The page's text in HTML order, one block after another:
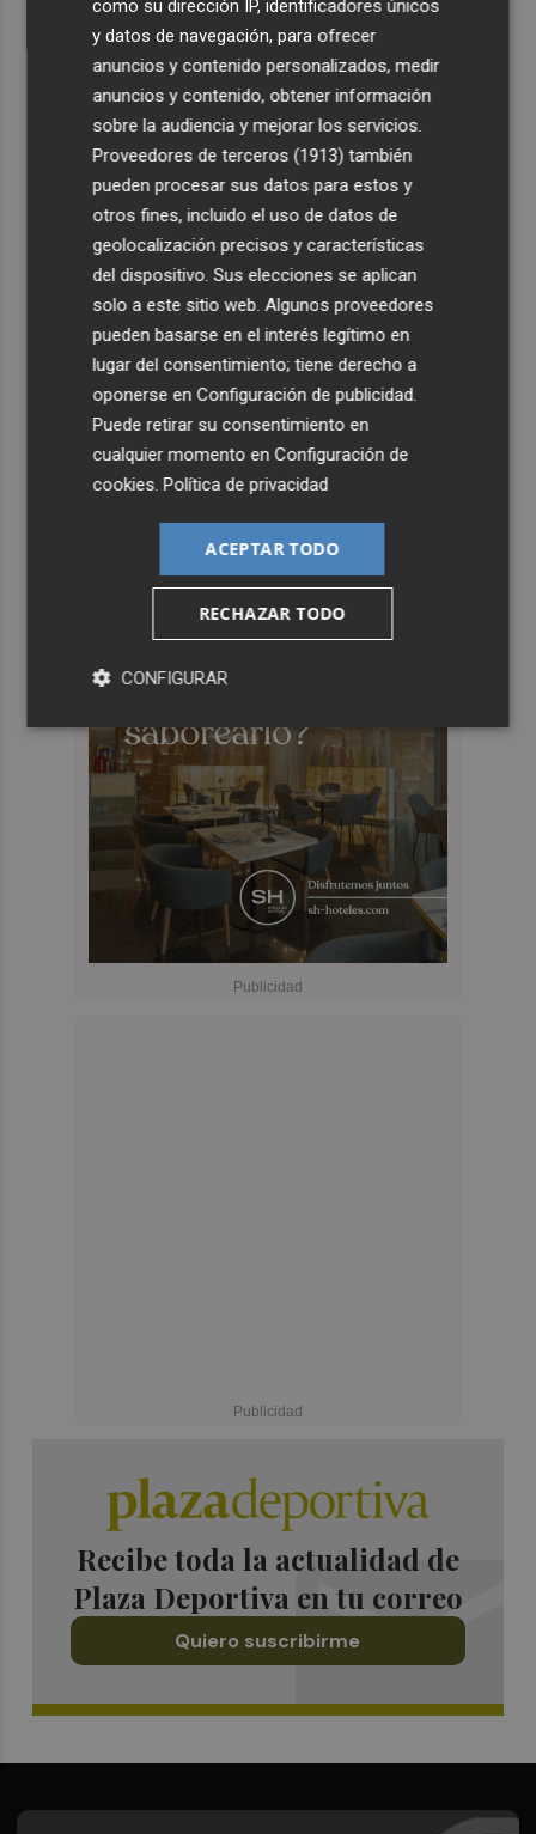
Recibe toda la actualidad de
Plaza Deportiva en tu correo
Quiero suscribirme
como su dirección IP, identificadores únicos
y datos de navegación, para ofrecer
anuncios y contenido personalizados, medir
anuncios y contenido, obtener información
sobre la audiencia y mejorar los servicios.
Proveedores de terceros (1913) también
pueden procesar sus datos para estos y
otros fines, incluido el uso de datos de
geolocalización precisos y características
del dispositivo. Sus elecciones se aplican
solo a este sitio web. Algunos proveedores
pueden basarse en el interés legítimo en
lugar del consentimiento; tiene derecho a
oponerse enConfiguración de publicidad
Puede retirar su consentimiento en
cualquier momento enConfiguración de
cookies .Política de privacidad
ACEPTAR TODO
RECHAZAR TODO
CONFIGURAR